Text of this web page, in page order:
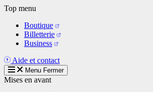
Aller
contenu
principal
Top menu
Boutique
Billetterie
Business
Aide et contact
Menu Fermer
Mises en avant